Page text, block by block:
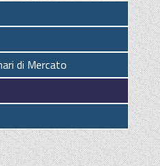
di Mercato